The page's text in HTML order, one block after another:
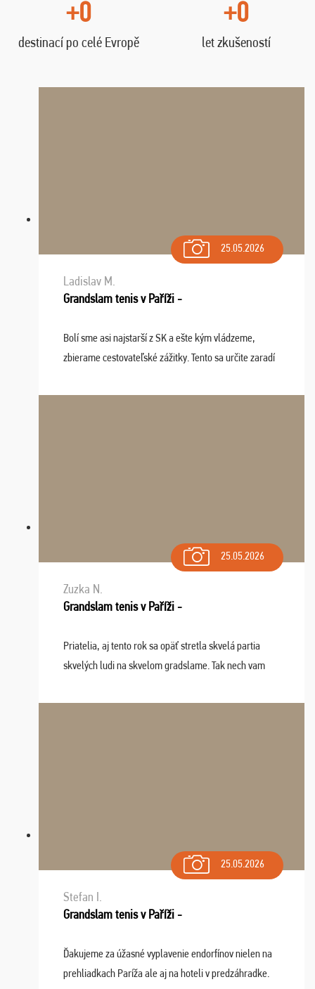
+0
destinací po celé Evropě
+0
let zkušeností
25.05.2026
Ladislav M.
Grandslam tenis v Paříži -
Bolí sme asi najstarší z SK a ešte kým vládzeme,
zbierame cestovateľské zážitky. Tento sa určite zaradí
osudu - pohodový šefík Meďo, dobrá parti ...
25.05.2026
Zuzka N.
Grandslam tenis v Paříži -
Priatelia, aj tento rok sa opäť stretla skvelá partia
skvelých ludi na skvelom gradslame. Tak nech vam
sa na budúci rok. Prajem vam este veľa ta ...
25.05.2026
Stefan I.
Grandslam tenis v Paříži -
Ďakujeme za úžasné vyplavenie endorfínov nielen na
prehliadkach Paríža ale aj na hoteli v predzáhradke.